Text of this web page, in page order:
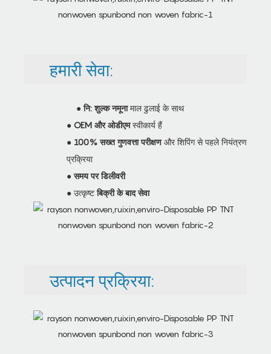
हमारी सेवा:
●नि: शुल्क नमूनामाल ढुलाई के साथ
● OEM और ओडीएमस्वीकार्य हैं
● 100% सख्त गुणवत्ता परीक्षणऔर शिपिंग से पहले नियंत्रण
प्रक्रिया
●समय पर डिलीवरी
● उत्कृष्टबिक्री के बाद सेवा
उत्पादन प्रक्रिया: